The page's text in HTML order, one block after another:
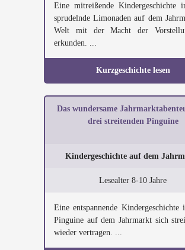
Eine mitreißende Kindergeschichte
sprudelnde Limonaden auf dem
Welt mit der Macht der
erkunden. ...
Kurzgeschichte lesen
Das wundersame
drei streitenden Pinguine
Kindergeschichte auf dem
Lesealter 8-10 Jahre
Eine entspannende
Pinguine auf dem Jahrmarkt sich
wieder vertragen. ...